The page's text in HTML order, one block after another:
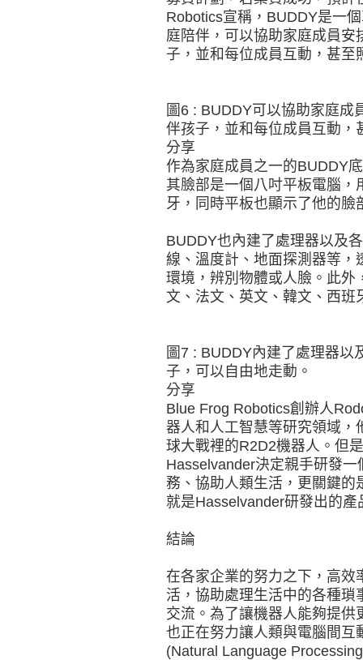
Robotics宣稱，BUDDY是一
庭陪伴，可以協助家庭成員
子，並和每位成員互動，甚至
圖6 : BUDDY可以協助家庭成
伴孩子，並和每位成員互動，
分享
作為家庭成員之一的BUDDY
其臉部是一個八吋平板電腦
牙，同時平板也顯示了他的臉
BUDDY也內建了處理器以及
線、溫度計、地面探測器等，
環境，辨別物體或人臉。此外
文、法文、英文、韓文、西班
圖7 : BUDDY內建了處理器以
子，可以自由地走動。
分享
Blue Frog Robotics創辦人
器人和人工智慧等研究領域，
球大戰裡的R2D2機器人。但
Hasselvander決定親手研發
務、協助人類生活，更關鍵的
就是Hasselvander研發出的產
結論
在各家企業的努力之下，高效
活，協助處理生活中的各種
交流。為了讓機器人能夠提
也正在努力讓人類與電腦間互
(Natural Language